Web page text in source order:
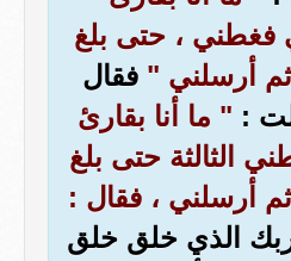
فغطني ، حتى بلغ
أرسلني " فقال
: " ما أنا بقارئ
الثالثة حتى بلغ
أرسلني ، فقال :
ربك الذي خلق خلق